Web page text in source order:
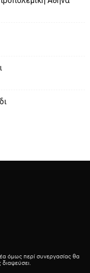
όμως περί συνεργασίας θα
διαψεύσει.